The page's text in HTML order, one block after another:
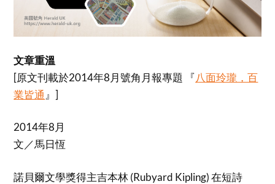
文章重溫
[原文刊載於2014年8月號角月報專題 『 八面玲瓏，百
業皆通 』]
2014年8月
文／馬日恆
諾貝爾文學獎得主吉本林 (Rubyard Kipling) 在短詩